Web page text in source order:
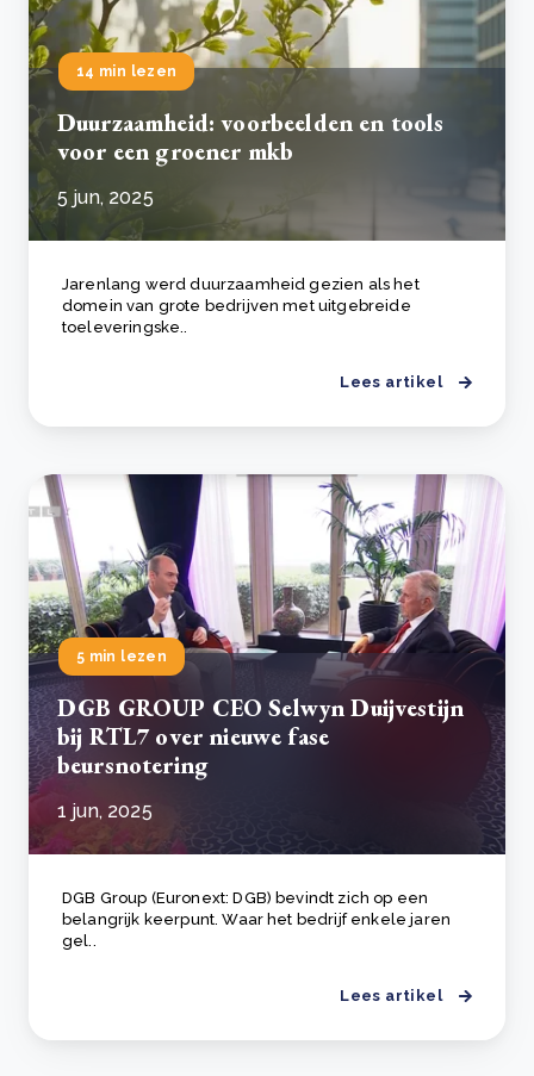
14 min lezen
Duurzaamheid: voorbeelden en tools
voor een groener mkb
5 jun, 2025
Jarenlang werd duurzaamheid gezien als het
domein van grote bedrijven met uitgebreide
toeleveringske..
Lees artikel
5 min lezen
DGB GROUP CEO Selwyn Duijvestijn
bij RTL7 over nieuwe fase
beursnotering
1 jun, 2025
DGB Group (Euronext: DGB) bevindt zich op een
belangrijk keerpunt. Waar het bedrijf enkele jaren
gel..
Lees artikel